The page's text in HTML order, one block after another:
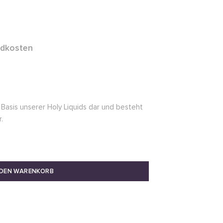
unserer Holy Liquids dar und besteht
WARENKORB